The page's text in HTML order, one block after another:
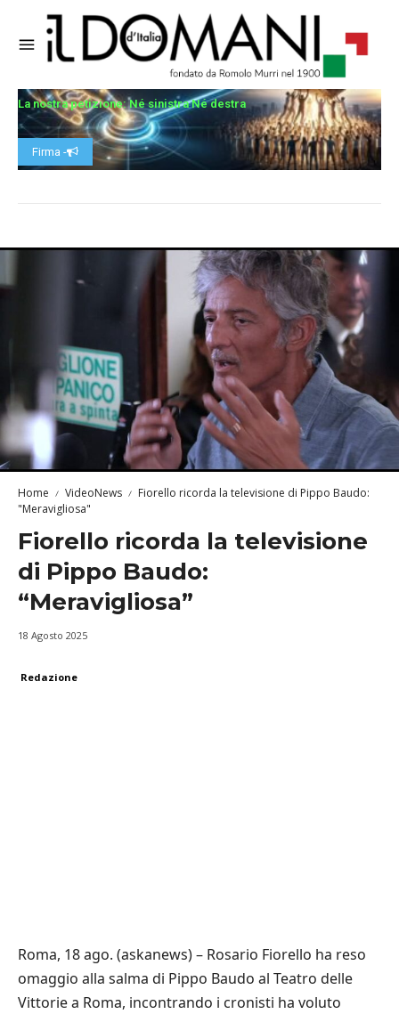
La nostra petizione: Né sinistra Né destra
Firma -
Home VideoNews
Fiorello ricorda la televisione di Pippo Baudo:
"Meravigliosa"
Fiorello ricorda la televisione
di Pippo Baudo:
“Meravigliosa”
18 Agosto 2025
Redazione
Roma, 18 ago. (askanews) – Rosario Fiorello ha reso
omaggio alla salma di Pippo Baudo al Teatro delle
Vittorie a Roma, incontrando i cronisti ha voluto